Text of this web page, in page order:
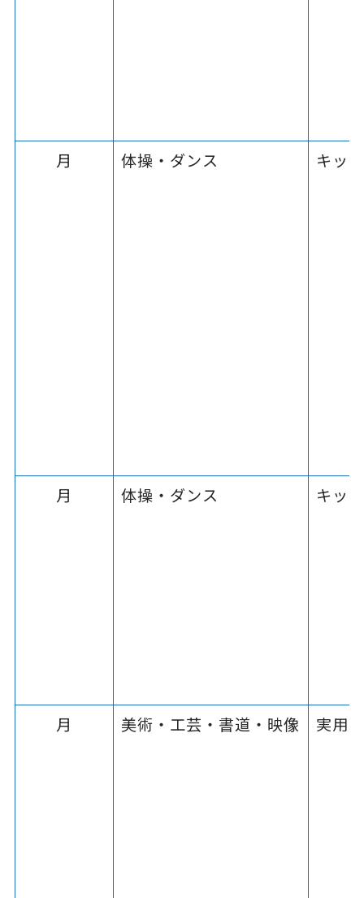
月 体操・ダンス キッ
月 体操・ダンス キッ
月 美術・工芸・書道・映像 実用